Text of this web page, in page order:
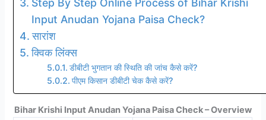
Step By Step Online Process of Bihar Krishi
Input Anudan Yojana Paisa Check?
सारांश
क्विक लिंक्स
डीबीटी भुगतान की स्थिति की जांच कैसे करें?
पीएम किसान डीबीटी चेक कैसे करें?
Bihar Krishi Input Anudan Yojana Paisa Check – Overview